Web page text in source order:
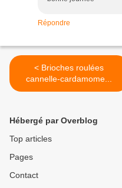
Répondre
< Brioches roulées
cannelle-cardamome...
Hébergé par Overblog
Top articles
Pages
Contact